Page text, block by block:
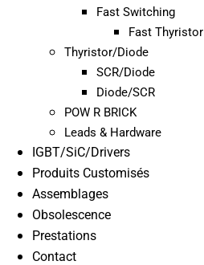
Fast Switching
Fast Thyristor
Thyristor/Diode
SCR/Diode
Diode/SCR
POW R BRICK
Leads & Hardware
IGBT/SiC/Drivers
Produits Customisés
Assemblages
Obsolescence
Prestations
Contact